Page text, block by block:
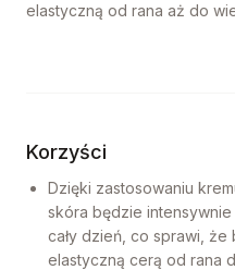
elastyczną od rana aż do
Korzyści
Dzięki zastosowaniu
skóra będzie
cały dzień, co sprawi,
elastyczną cerą od rana